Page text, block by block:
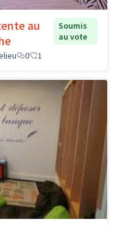
au
Soumis
au vote
0 1